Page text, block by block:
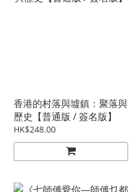
香港的村落與墟鎮：聚落與
歷史【普通版 / 簽名版】
HK$248.00